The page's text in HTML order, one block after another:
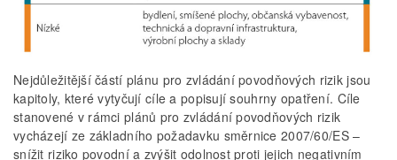
Nejdůležitější částí plánu pro zvládání povodňových rizik jsou
kapitoly, které vytyčují cíle a popisují souhrny opatření. Cíle
stanovené v rámci plánů pro zvládání povodňových rizik
vycházejí ze základního požadavku směrnice 2007/60/ES –
snížit riziko povodní a zvýšit odolnost proti jejich negativním